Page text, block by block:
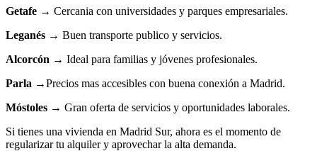
Getafe → Cercania con universidades y parques empresariales.
Leganés → Buen transporte publico y servicios.
Alcorcón → Ideal para familias y jóvenes profesionales.
Parla →Precios mas accesibles con buena conexión a Madrid.
Móstoles → Gran oferta de servicios y oportunidades laborales.
Si tienes una vivienda en Madrid Sur, ahora es el momento de
regularizar tu alquiler y aprovechar la alta demanda.